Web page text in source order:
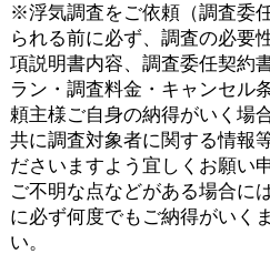
※浮気調査をご依頼（調査委
られる前に必ず、調査の必要
項説明書内容、調査委任契約
ラン・調査料金・キャンセル
頼主様ご自身の納得がいく場
共に調査対象者に関する情報
ださいますよう宜しくお願い
ご不明な点などがある場合に
に必ず何度でもご納得がいく
い。